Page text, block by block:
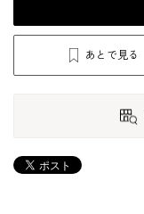
あとで見る